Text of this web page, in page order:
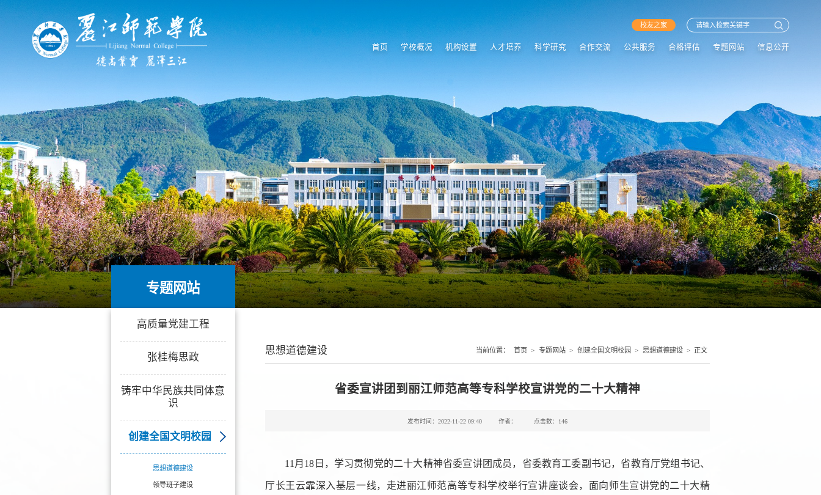
校友之家
首页 学校概况 机构设置 人才培养 科学研究 合作交流 公共服务 合格评估 专题网站 信息公开
专题网站专题网站
高质量党建工程
张桂梅思政
铸牢中华民族共同体意
识
创建全国文明校园
思想道德建设
领导班子建设
思想道德建设 当前位置： 首页 > 专题网站 > 创建全国文明校园 > 思想道德建设 > 正文
省委宣讲团到丽江师范高等专科学校宣讲党的二十大精神
发布时间：2022-11-22 09:40 作者： 点击数： 146
11月18日，学习贯彻党的二十大精神省委宣讲团成员，省委教育工委副书记，省教育厅党组书记、
厅长王云霏深入基层一线，走进丽江师范高等专科学校举行宣讲座谈会，面向师生宣讲党的二十大精